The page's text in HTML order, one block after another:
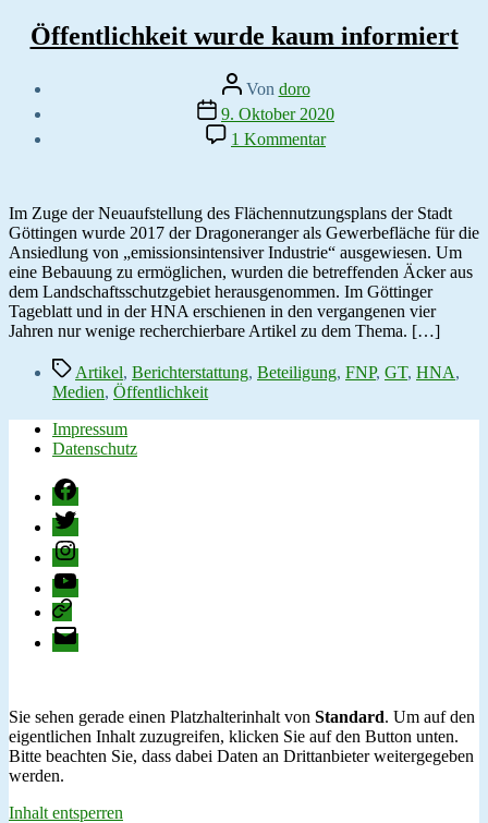
Öffentlichkeit wurde kaum informiert
Beitragsautor
Von doro
Veröffentlichungsdatum
9. Oktober 2020
1 Kommentarzu
Öffentlichkeit
informiert
Im Zuge der Neuaufstellung des Flächennutzungsplans der Stadt
Göttingen wurde 2017 der Dragoneranger als Gewerbefläche für die
Ansiedlung von „emissionsintensiver Industrie“ ausgewiesen. Um
eine Bebauung zu ermöglichen, wurden die betreffenden Äcker aus
dem Landschaftsschutzgebiet herausgenommen. Im Göttinger
Tageblatt und in der HNA erschienen in den vergangenen vier
Jahren nur wenige recherchierbare Artikel zu dem Thema. […]
Schlagwörter
Artikel, Berichterstattung, Beteiligung, FNP, GT, HNA,
Medien, Öffentlichkeit
Impressum
Datenschutz
Facebook
Twitter
Instagram
YouTube
change.org
E-
Mail
Sie sehen gerade einen Platzhalterinhalt von Standard. Um auf den
eigentlichen Inhalt zuzugreifen, klicken Sie auf den Button unten.
Bitte beachten Sie, dass dabei Daten an Drittanbieter weitergegeben
werden.
Inhalt entsperren